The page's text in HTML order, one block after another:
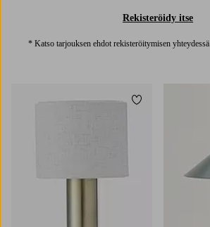
Rekisteröidy itse
* Katso tarjouksen ehdot rekisteröitymisen yhteydessä
Lisää suosikkeihin